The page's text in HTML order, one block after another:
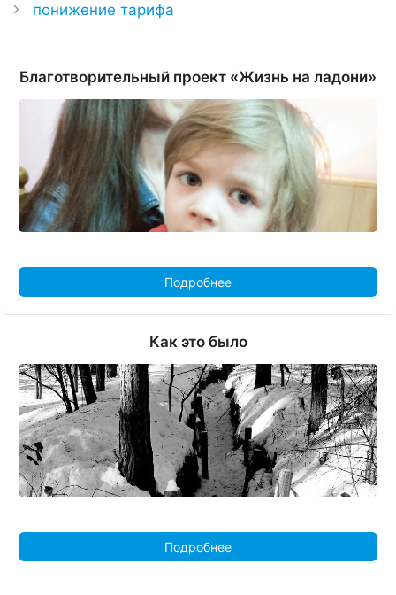
понижение тарифа
Благотворительный проект «Жизнь на ладони»
Подробнее
Как это было
Подробнее